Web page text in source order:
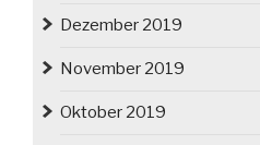
Dezember 2019
November 2019
Oktober 2019